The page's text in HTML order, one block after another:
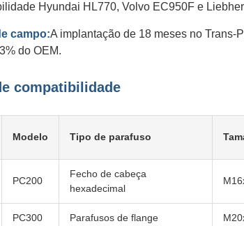
Hyundai HL770, Volvo EC950F e
campo:A implantação de 18 meses no Trans-
do OEM.
compatibilidade
Modelo Tipo de parafuso
PC200
Fecho de cabeça
hexadecimal
PC300 Parafusos de flange